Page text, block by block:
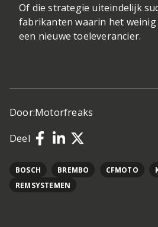
Of die strategie uiteindelijk
fabrikanten waarin het
een nieuwe toeleverancier.
Door:Motorfreaks
Deel
BOSCH BREMBO CFMOTO
REMSYSTEMEN